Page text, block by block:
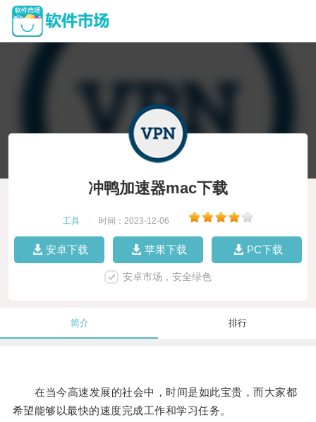
冲鸭加速器mac下载
工具 时间：2023-12-06
安卓下载 苹果下载 PC下载
安卓市场，安全绿色
简介 排行
在当今高速发展的社会中，时间是如此宝贵，而大家都
希望能够以最快的速度完成工作和学习任务。